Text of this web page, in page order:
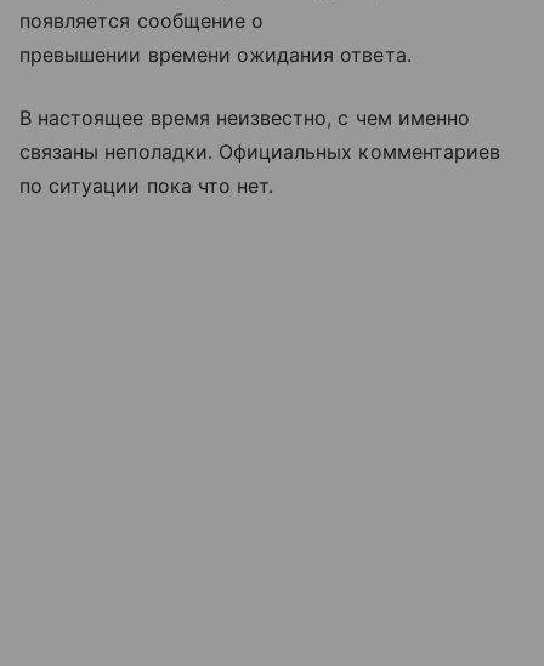
появляется сообщение о
превышении времени ожидания ответа.
В настоящее время неизвестно, с чем именно
связаны неполадки. Официальных комментариев
по ситуации пока что нет.